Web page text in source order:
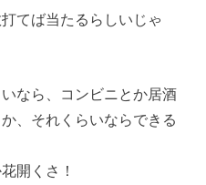
てば当たるらしいじゃ
なら、コンビニとか居酒
、それくらいならできる
開くさ！